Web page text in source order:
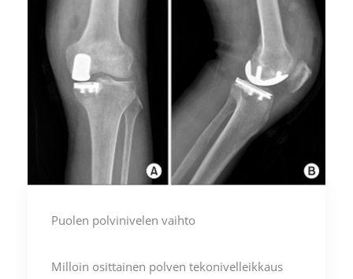
Puolen polvinivelen vaihto
Milloin osittainen polven tekonivelleikkaus